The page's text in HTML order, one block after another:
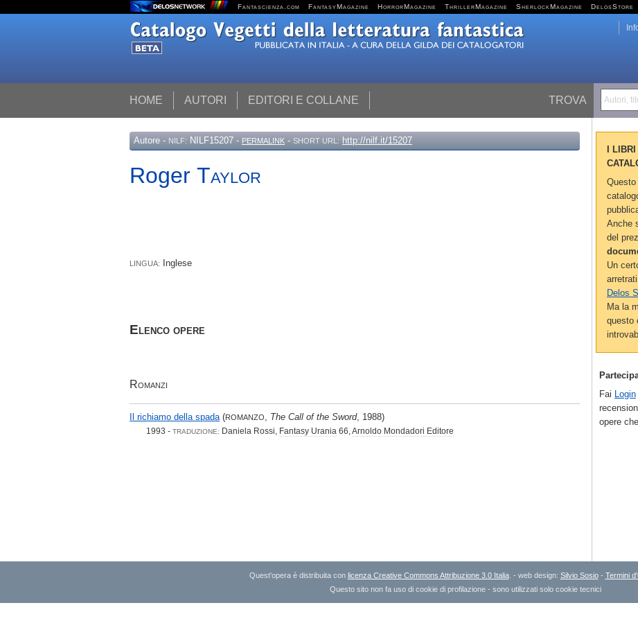
Fantascienza.com FantasyMagazine HorrorMagazine ThrillerMagazine SherlockMagazine DelosStore
TROVA Autori,
HOME AUTORI EDITORI E COLLANE
Autore - NILF: NILF15207 - PERMALINK - SHORT URL: http://nilf.it/15207
Roger Taylor
LINGUA: Inglese
Elenco opere
Romanzi
Il richiamo della spada(ROMANZO, The Call of the Sword, 1988)
1993 - TRADUZIONE: Daniela Rossi, Fantasy Urania 66,Arnoldo Mondadori Editore
I
Anche
del
Un
Delos
Ma la
questo
Fai Login
opere
Quest'opera è distribuita con licenza Creative Commons Attribuzione 3.0 Italia. - web design: Silvio Sosio- Termini
Questo sito non fa uso di cookie di profilazione - sono utilizzati solo cookie tecnici